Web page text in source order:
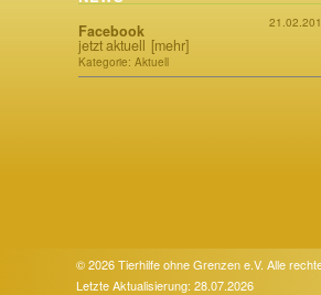
Facebook
jetzt aktuell [mehr]
Kategorie: Aktuell
© 2026 Tierhilfe ohne Grenzen e.V. Alle
Letzte Aktualisierung: 28.07.2026